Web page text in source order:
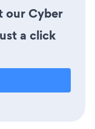
our Cyber
a click